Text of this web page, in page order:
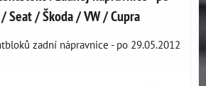
/ Škoda / VW / Cupra
zadní nápravnice - po 29.05.2012